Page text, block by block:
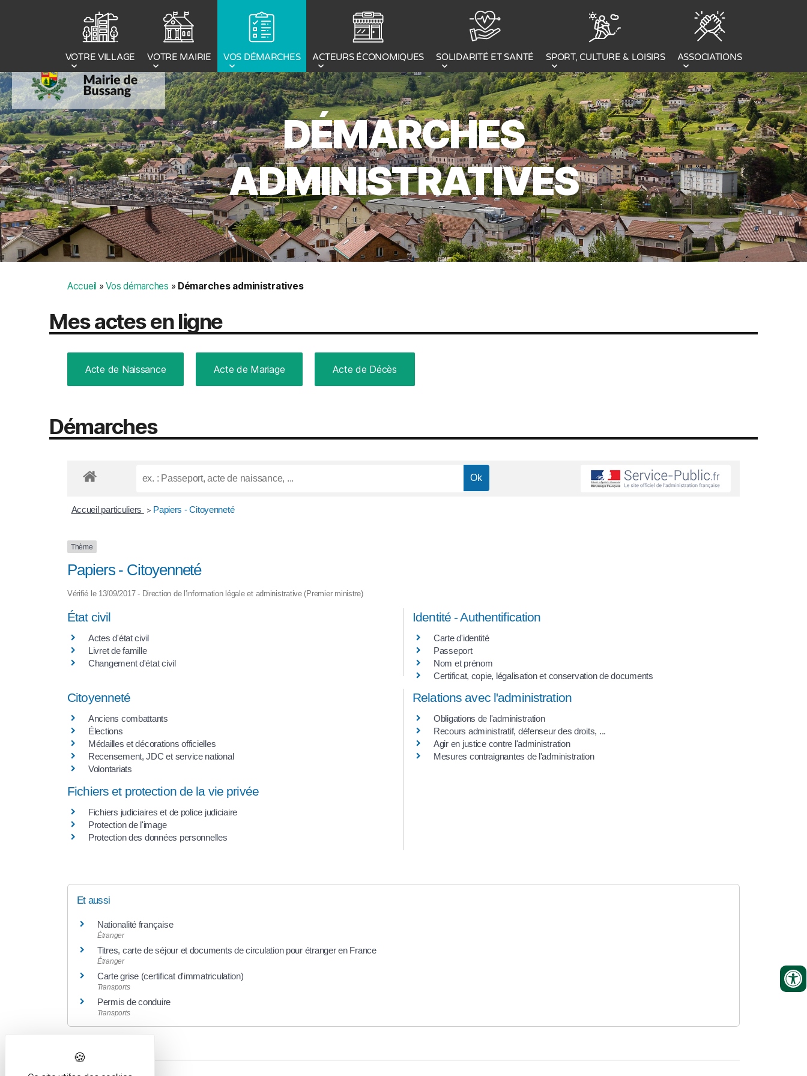
VOTRE VILLAGE VOTRE MAIRIE VOS DÉMARCHES ACTEURS ÉCONOMIQUES SOLIDARITÉ ET SANTÉ SPORT, CULTURE & LOISIRS ASSOCIATIONS
DÉMARCHES
ADMINISTRATIVES
Accueil »Vos démarches » Démarches administratives
Mes actes en ligne
Acte de Naissance Acte de Mariage Acte de Décès
Démarches
Accueil particuliers > Papiers - Citoyenneté
Thème
Papiers - Citoyenneté
Vérifié le 13/09/2017 - Direction de l'information légale et administrative (Premier ministre)
État civil
Actes d'état civil
Livret de famille
Changement d'état civil
Identité - Authentification
Carte d'identité
Passeport
Nom et prénom
Certificat, copie, légalisation et conservation de documents
Citoyenneté
Anciens combattants
Élections
Médailles et décorations officielles
Recensement, JDC et service national
Volontariats
Relations avec l'administration
Obligations de l'administration
Recours administratif, défenseur des droits, ...
Agir en justice contre l'administration
Mesures contraignantes de l'administration
Fichiers et protection de la vie privée
Fichiers judiciaires et de police judiciaire
Protection de l'image
Protection des données personnelles
Et aussi
Nationalité française
Étranger
Titres, carte de séjour et documents de circulation pour étranger en France
Étranger
Carte grise (certificat d'immatriculation)
Transports
Permis de conduire
Transports